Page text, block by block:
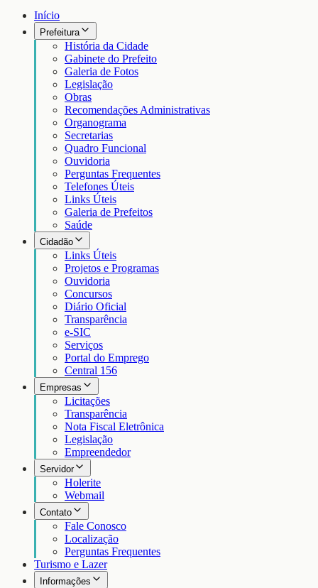
Início
Prefeitura
História da Cidade
Gabinete do Prefeito
Galeria de Fotos
Legislação
Obras
Recomendações Administrativas
Organograma
Secretarias
Quadro Funcional
Ouvidoria
Perguntas Frequentes
Telefones Úteis
Links Úteis
Galeria de Prefeitos
Saúde
Cidadão
Links Úteis
Projetos e Programas
Ouvidoria
Concursos
Diário Oficial
Transparência
e-SIC
Serviços
Portal do Emprego
Central 156
Empresas
Licitações
Transparência
Nota Fiscal Eletrônica
Legislação
Empreendedor
Servidor
Holerite
Webmail
Contato
Fale Conosco
Localização
Perguntas Frequentes
Turismo e Lazer
Informações